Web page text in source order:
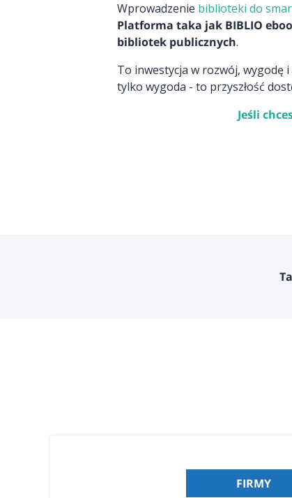
Wprowadzenie biblioteki do
Platforma taka jak BIBLIO
bibliotek publicznych.
To inwestycja w rozwój, wygodę
tylko wygoda - to przyszłość
Jeśli
FIRMY